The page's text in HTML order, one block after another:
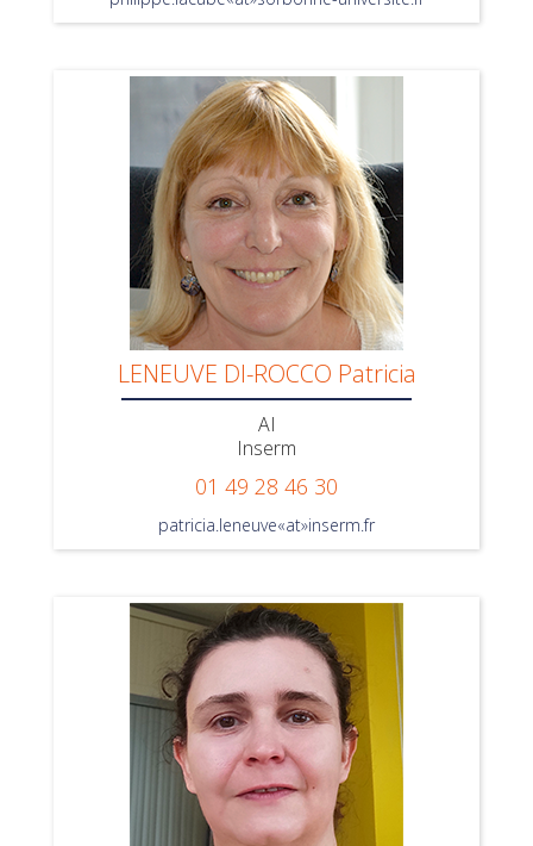
LENEUVE DI-ROCCO Patricia
AI
Inserm
01 49 28 46 30
patricia.leneuve«at»inserm.fr